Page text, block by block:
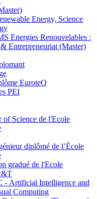
Energy, Science
Energies Renouvelables :
Entrepreneuriat (Master)
EuroteQ
PEI
of Science de l'Ecole
diplômé de l’École
gradué de l'Ecole
- Artificial Intelligence and
Computing